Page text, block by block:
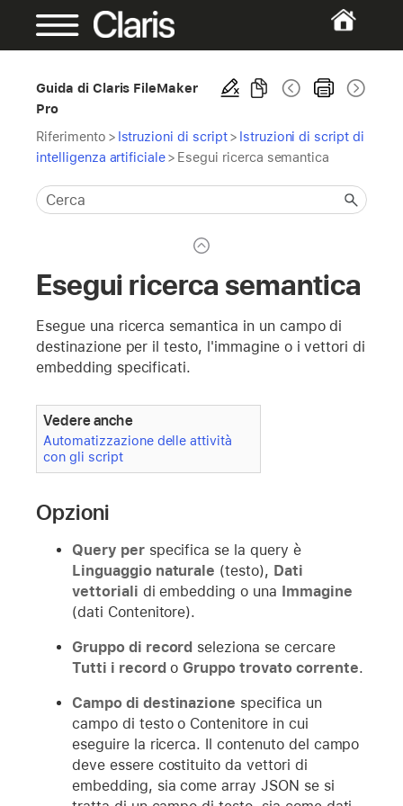
Guida di Claris FileMaker
Pro
Riferimento > Istruzioni di script> Istruzioni di script di
intelligenza artificiale> Esegui ricerca semantica
Esegui ricerca semantica
Esegue una ricerca semantica in un campo di
destinazione per il testo, l'immagine o i vettori di
embedding specificati.
Vedere anche
Automatizzazione delle attività
con gli script
Opzioni
Query perspecifica se la query è
Linguaggio naturale (testo), Dati
vettoriali di embedding o una Immagine
(dati Contenitore).
Gruppo di record seleziona se cercare
Tutti i recordo Gruppo trovato corrente.
Campo di destinazione specifica un
campo di testo o Contenitore in cui
eseguire la ricerca. Il contenuto del campo
deve essere costituito da vettori di
embedding, sia come array JSON se si